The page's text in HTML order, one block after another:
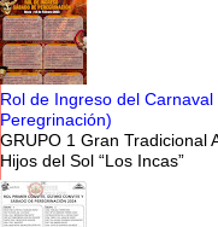
Rol de Ingreso del
Peregrinación)
GRUPO 1 Gran
Hijos del Sol